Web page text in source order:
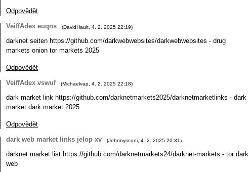
Odpovědět
VeiffAdex euqns
(DavidHault 4. 2. 2025 22:19)
darknet seiten https://github.com/darkwebwebsites/darkwebwebsites - drug
markets onion tor markets 2025
Odpovědět
VeiffAdex vswuf
(Michaelvap 4. 2. 2025 22:18)
dark market link https://github.com/darknetmarkets2025/darknetmarketlinks - dark
market dark market 2025
Odpovědět
dark web market links jelop xv
(Johnnysconi 4. 2. 2025 20:31)
darknet market list https://github.com/darknetmarkets24/darknet-markets - tor dark
web